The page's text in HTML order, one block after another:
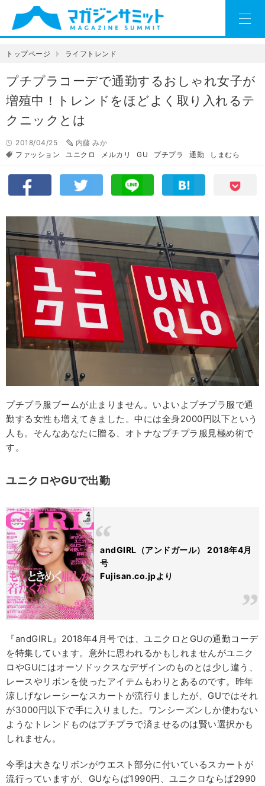
トップページ ライフトレンド
プチプラコーデで通勤するおしゃれ女子が
増殖中！トレンドをほどよく取り入れるテ
クニックとは
2018/04/25
内藤 みか
ファッション
ユニクロ メルカリ GU プチプラ 通勤 しまむら
プチプラ服ブームが止まりません。いよいよプチプラ服で通
勤する女性も増えてきました。中には全身2000円以下という
人も。そんなあなたに贈る、オトナなプチプラ服見極め術で
す。
ユニクロやGUで出勤
andGIRL（アンドガール） 2018年4月
号
Fujisan.co.jpより
『andGIRL』2018年4月号では、ユニクロとGUの通勤コーデ
を特集しています。意外に思われるかもしれませんがユニク
ロやGUにはオーソドックスなデザインのものとは少し違う、
レースやリボンを使ったアイテムもわりとあるのです。昨年
涼しげなレーシーなスカートが流行りましたが、GUではそれ
が3000円以下で手に入りました。ワンシーズンしか使わない
ようなトレンドものはプチプラで済ませるのは賢い選択かも
しれません。
今季は大きなリボンがウエスト部分に付いているスカートが
流行っていますが、GUならば1990円、ユニクロならば2990